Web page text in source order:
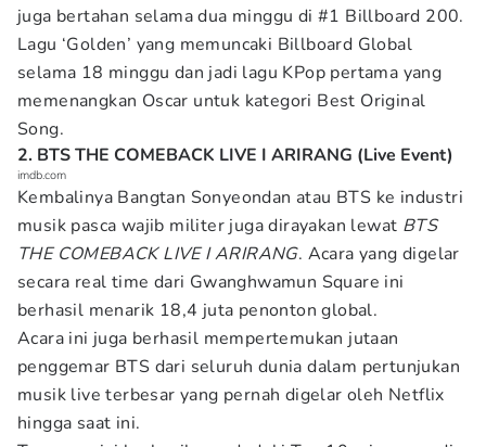
juga bertahan selama dua minggu di #1 Billboard 200.
Lagu ‘Golden’ yang memuncaki Billboard Global
selama 18 minggu dan jadi lagu KPop pertama yang
memenangkan Oscar untuk kategori Best Original
Song.
2. BTS THE COMEBACK LIVE I ARIRANG (Live Event)
imdb.com
Kembalinya Bangtan Sonyeondan atau BTS ke industri
musik pasca wajib militer juga dirayakan lewat BTS
THE COMEBACK LIVE I ARIRANG. Acara yang digelar
secara real time dari Gwanghwamun Square ini
berhasil menarik 18,4 juta penonton global.
Acara ini juga berhasil mempertemukan jutaan
penggemar BTS dari seluruh dunia dalam pertunjukan
musik live terbesar yang pernah digelar oleh Netflix
hingga saat ini.